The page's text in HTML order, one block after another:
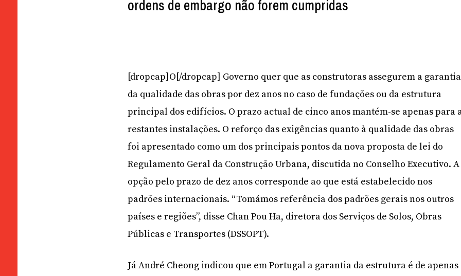
ordens de embargo não forem cumpridas
[dropcap]O[/dropcap] Governo quer que as construtoras assegurem a garantia
da qualidade das obras por dez anos no caso de fundações ou da estrutura
principal dos edifícios. O prazo actual de cinco anos mantém-se apenas para
restantes instalações. O reforço das exigências quanto à qualidade das obras
foi apresentado como um dos principais pontos da nova proposta de lei do
Regulamento Geral da Construção Urbana, discutida no Conselho Executivo. A
opção pelo prazo de dez anos corresponde ao que está estabelecido nos
padrões internacionais. “Tomámos referência dos padrões gerais nos outros
países e regiões”, disse Chan Pou Ha, diretora dos Serviços de Solos, Obras
Públicas e Transportes (DSSOPT).
Já André Cheong indicou que em Portugal a garantia da estrutura é de apenas